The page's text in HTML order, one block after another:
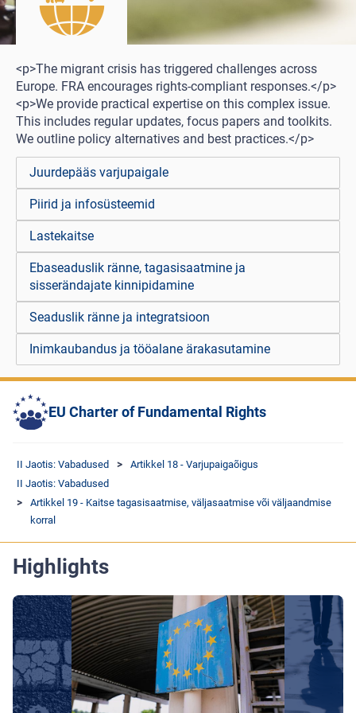
<p>The migrant crisis has triggered challenges across
Europe. FRA encourages rights-compliant responses.</p>
<p>We provide practical expertise on this complex issue.
This includes regular updates, focus papers and toolkits.
We outline policy alternatives and best practices.</p>
Juurdepääs varjupaigale
Piirid ja infosüsteemid
Lastekaitse
Ebaseaduslik ränne, tagasisaatmine ja
sisserändajate kinnipidamine
Seaduslik ränne ja integratsioon
Inimkaubandus ja tööalane ärakasutamine
EU Charter of Fundamental Rights
II Jaotis: Vabadused
Artikkel 18 - Varjupaigaõigus
II Jaotis: Vabadused
Artikkel 19 - Kaitse tagasisaatmise, väljasaatmise või väljaandmise
korral
Highlights